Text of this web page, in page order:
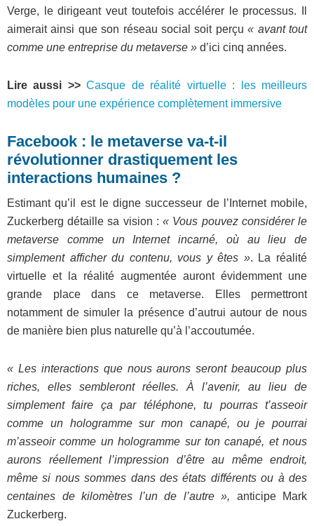
Verge, le dirigeant veut toutefois accélérer le processus. Il
aimerait ainsi que son réseau social soit perçu« avant tout
comme une entreprise du metaverse » d’ici cinq années.
Lire aussi >> Casque de réalité virtuelle : les meilleurs
modèles pour une expérience complètement immersive
Facebook : le metaverse va-t-il
révolutionner drastiquement les
interactions humaines ?
Estimant qu’il est le digne successeur de l’Internet mobile,
Zuckerberg détaille sa vision :« Vous pouvez considérer le
metaverse comme un Internet incarné, où au lieu de
simplement afficher du contenu, vous y êtes ». La réalité
virtuelle et la réalité augmentée auront évidemment une
grande place dans ce metaverse. Elles permettront
notamment de simuler la présence d’autrui autour de nous
de manière bien plus naturelle qu’à l’accoutumée.
« Les interactions que nous aurons seront beaucoup plus
riches, elles sembleront réelles. À l’avenir, au lieu de
simplement faire ça par téléphone, tu pourras t’asseoir
comme un hologramme sur mon canapé, ou je pourrai
m’asseoir comme un hologramme sur ton canapé, et nous
aurons réellement l’impression d’être au même endroit,
même si nous sommes dans des états différents ou à des
centaines de kilomètres l’un de l’autre », anticipe Mark
Zuckerberg.